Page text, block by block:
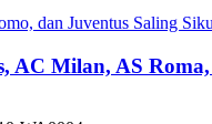
dan Juventus Saling
AC Milan, AS